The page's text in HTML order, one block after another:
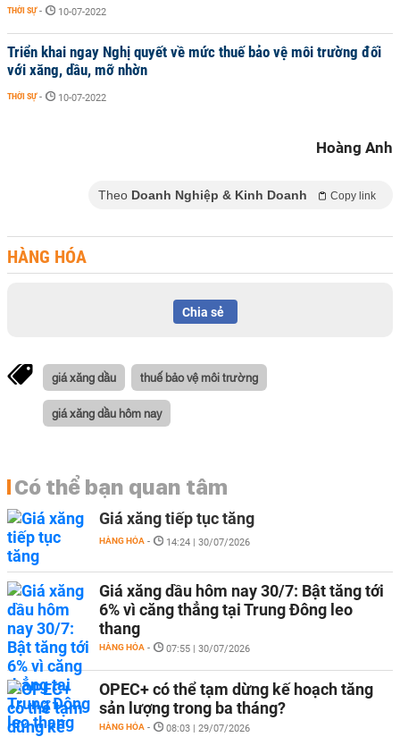
THỜI SỰ - 10-07-2022
Triển khai ngay Nghị quyết về mức thuế bảo vệ môi trường đối
với xăng, dầu, mỡ nhờn
THỜI SỰ - 10-07-2022
Hoàng Anh
Theo Doanh Nghiệp & Kinh Doanh Copy link
HÀNG HÓA
Chia sẻ
giá xăng dầu thuế bảo vệ môi trường
giá xăng dầu hôm nay
Có thể bạn quan tâm
Giá xăng tiếp tục tăng
HÀNG HÓA - 14:24 | 30/07/2026
Giá xăng dầu hôm nay 30/7: Bật tăng tới
6% vì căng thẳng tại Trung Đông leo
thang
HÀNG HÓA - 07:55 | 30/07/2026
OPEC+ có thể tạm dừng kế hoạch tăng
sản lượng trong ba tháng?
HÀNG HÓA - 08:03 | 29/07/2026